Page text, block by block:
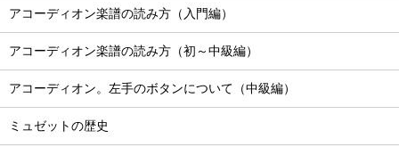
アコーディオン楽譜の読み方（入門編）
アコーディオン楽譜の読み方（初～中級編）
アコーディオン。左手のボタンについて（中級編）
ミュゼットの歴史